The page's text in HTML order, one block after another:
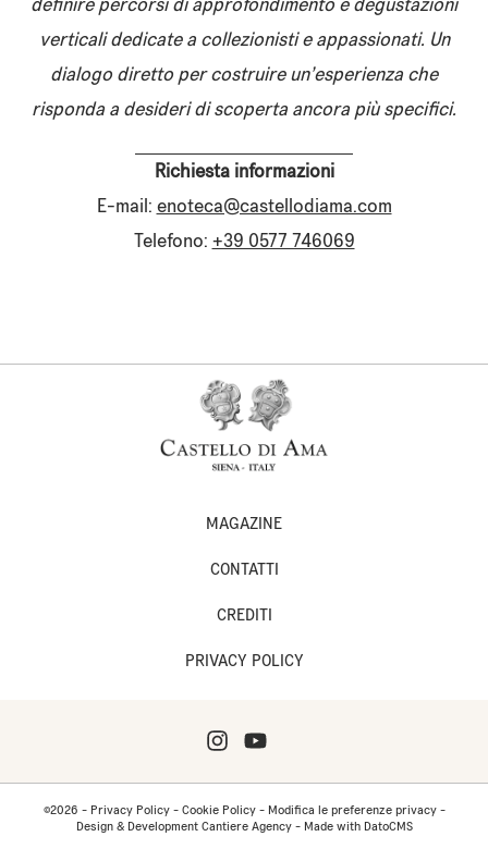
definire percorsi di approfondimento e degustazioni
verticali dedicate a collezionisti e appassionati. Un
dialogo diretto per costruire un’esperienza che
risponda a desideri di scoperta ancora più specifici.
Richiesta informazioni
E-mail: enoteca@castellodiama.com
Telefono: +39 0577 746069
MAGAZINE
CONTATTI
CREDITI
PRIVACY POLICY
©2026 - Privacy Policy- Cookie Policy- Modifica le preferenze privacy-
Design & Development Cantiere Agency- Made with DatoCMS